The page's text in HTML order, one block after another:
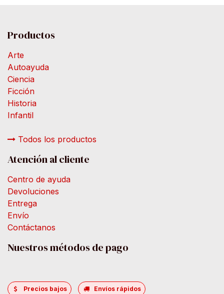
Productos
Arte
Autoayuda
Ciencia
Ficción
Historia
Infantil
Todos los productos
Atención al cliente
Centro de ayuda
Devoluciones
Entrega
Envío
Contáctanos
Nuestros métodos de pago
Precios bajos Envíos rápidos